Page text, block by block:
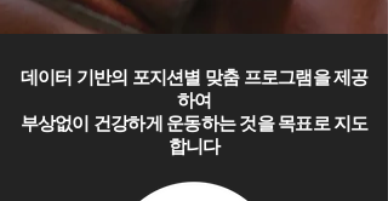
데이터 기반의 포지션별 맞춤 프로그램을 제공
하여
​부상없이 건강하게 운동하는 것을 목표로 지도
합니다